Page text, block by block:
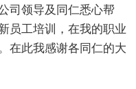
司领导及同仁悉心帮
员工培训，在我的职业
在此我感谢各同仁的大